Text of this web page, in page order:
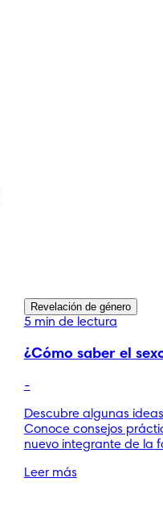
Revelación de género
5 min de lectura
¿Cómo saber el
-
Descubre algunas
Conoce consejos
nuevo integrante de la
Leer más